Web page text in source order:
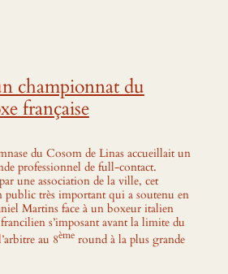
championnat du
française
du Cosom de Linas accueillait un
professionnel de full-contact.
une association de la ville, cet
public très important qui a soutenu en
Martins face à un boxeur italien
s’imposant avant la limite du
au 8èmeround à la plus grande